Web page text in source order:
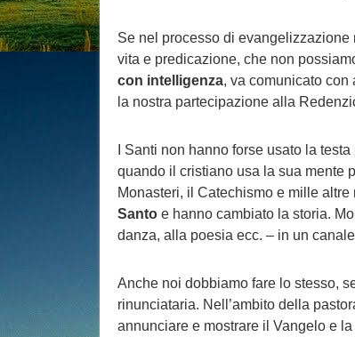
Se nel processo di evangelizzazione
vita e predicazione, che non
con intelligenza, va comunicato con
la nostra partecipazione alla
I Santi non hanno forse usato la
quando il cristiano usa la sua mente
Monasteri, il Catechismo e mille
Santo e hanno cambiato la storia.
danza, alla poesia ecc. – in un
Anche noi dobbiamo fare lo stesso,
rinunciataria. Nell’ambito della
annunciare e mostrare il Vangelo e